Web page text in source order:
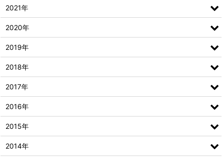
2021年
2020年
2019年
2018年
2017年
2016年
2015年
2014年